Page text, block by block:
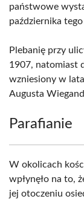
państwowe
października
Plebanię przy
1907, natomiast
wzniesiony w
Augusta
Parafianie
W okolicach
wpłynęło na to,
jej otoczeniu